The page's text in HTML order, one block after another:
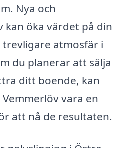
Nya och
kan öka värdet på din
atmosfär i
du planerar att sälja
ditt boende, kan
vara en
att nå de resultaten.